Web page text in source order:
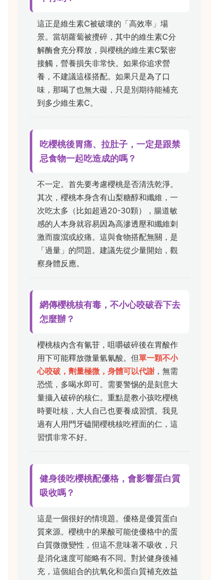
這正是維生素C被破壞的「高效率」場
景。當胡蘿蔔被攪碎，其中的維生素C分
解酶會充分釋放，與櫻桃的維生素C緊密
接觸，營養損失非常快。如果你追求營
養，不建議這樣搭配。如果只是為了口
味，那喝了也無大礙，只是別期待能補充
到多少維生素C。
吃櫻桃後胃痛、拉肚子，一定是跟禁
忌食物一起吃造成的嗎？
不一定。首先要考慮櫻桃是否清洗乾淨。
其次，櫻桃本身含有山梨糖醇和纖維，一
次吃太多（比如超過20-30顆），腸道敏
感的人本身就容易因為高滲透壓和纖維刺
激而腹瀉或絞痛。這與食物搭配無關，是
「過量」的問題。建議先從少量開始，觀
察身體反應。
網傳櫻桃核有毒，不小心咬破吞下去
怎麼辦？
櫻桃核內含有氰苷，咀嚼破碎後在胃酸作
用下可能釋放微量氫氰酸。但單一顆不小
心咬破，劑量極微，身體可以代謝 ，無需
恐慌，多喝水即可。需要警惕的是刻意大
量攝入破碎的核仁。重點是教小孩吃櫻桃
時要吐核，大人自己也要養成習慣。我見
過有人用門牙磕開櫻桃核吃裡面的仁，這
習慣非常不好。
健身後吃櫻桃配優格，會影響蛋白質
吸收嗎？
這是一個很好的情境題。優格是優質蛋白
質來源。櫻桃中的果酸可能使優格中的蛋
白質微微變性，但這不意味著不吸收，只
是消化速度可能略有不同。對於健身後補
充，這個組合的抗氧化和蛋白質補充效益